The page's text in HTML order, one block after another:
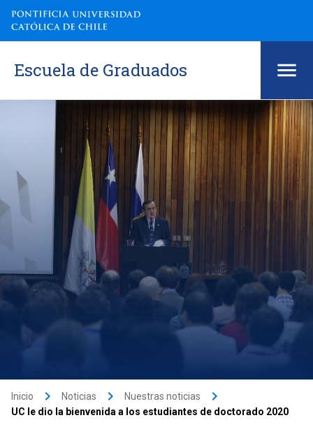
Escuela de Graduados
Inicio keyboard_arrow_right Noticias keyboard_arrow_right Nuestras noticias keyboard_arrow_right
UC le dio la bienvenida a los estudiantes de doctorado 2020